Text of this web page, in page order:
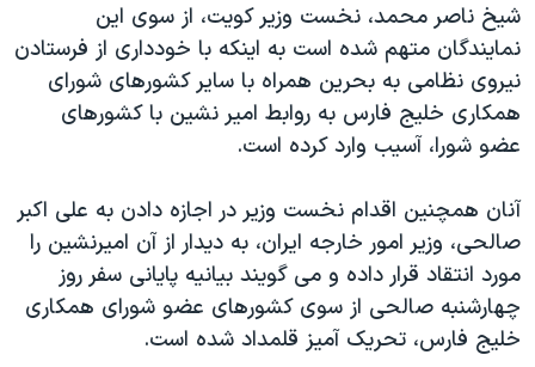
قانون شفافیت دارائی کادر رهبری ایران
اعتراضات مردمی آبان ۹۸
اسرائیل در جنگ
نرگس محمدی برنده جایزه نوبل صلح
همایش محافظه‌کاران آمریکا «سی‌پک»
صفحه‌های ویژه
سفر پرزیدنت ترامپ به چین
شيخ ناصر محمد، نخست وزير کويت، از سوی اين
نمايندگان متهم شده است به اينکه با خودداری از فرستادن
نيروی نظامی به بحرين همراه با ساير کشورهای شورای
همکاری خليج فارس به روابط امير نشين با کشورهای
عضو شورا، آسيب وارد کرده است.
آنان همچنين اقدام نخست وزير در اجازه دادن به علی اکبر
صالحی، وزير امور خارجه ايران، به ديدار از آن اميرنشين را
مورد انتقاد قرار داده و می گويند بيانيه پايانی سفر روز
چهارشنبه صالحی از سوی کشورهای عضو شورای همکاری
خليج فارس، تحريک آميز قلمداد شده است.